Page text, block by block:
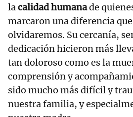
lacalidad humanade
marcaron una diferencia
olvidaremos. Su cercanía,
dedicación hicieron más
tan doloroso como es la
comprensión y
sido mucho más difícil y
nuestra familia, y